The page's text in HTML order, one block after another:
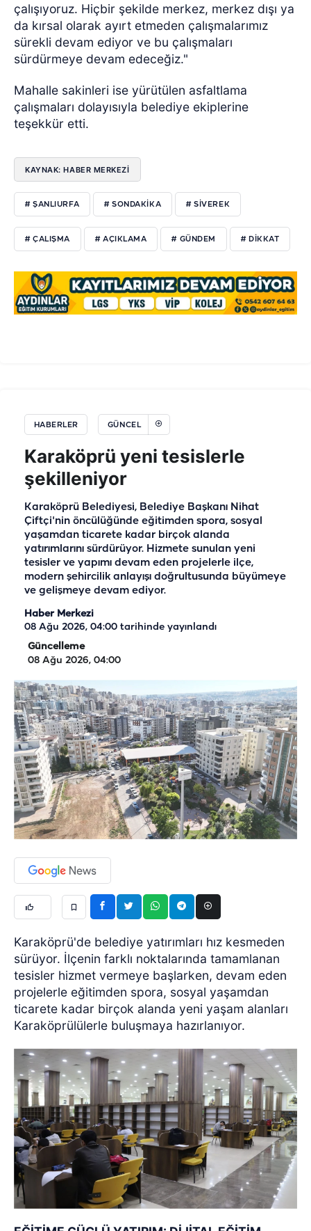
çalışıyoruz. Hiçbir şekilde merkez, merkez dışı ya
da kırsal olarak ayırt etmeden çalışmalarımız
sürekli devam ediyor ve bu çalışmaları
sürdürmeye devam edeceğiz."
Mahalle sakinleri ise yürütülen asfaltlama
çalışmaları dolayısıyla belediye ekiplerine
teşekkür etti.
KAYNAK: HABER MERKEZİ
# ŞANLIURFA # SONDAKIKA # SIVEREK
# ÇALIŞMA # AÇIKLAMA # GÜNDEM # DIKKAT
HABERLER GÜNCEL
Karaköprü yeni tesislerle
şekilleniyor
Karaköprü Belediyesi, Belediye Başkanı Nihat
Çiftçi'nin öncülüğünde eğitimden spora, sosyal
yaşamdan ticarete kadar birçok alanda
yatırımlarını sürdürüyor. Hizmete sunulan yeni
tesisler ve yapımı devam eden projelerle ilçe,
modern şehircilik anlayışı doğrultusunda büyümeye
ve gelişmeye devam ediyor.
Haber Merkezi
08 Ağu 2026, 04:00 tarihinde yayınlandı
Güncelleme
08 Ağu 2026, 04:00
Karaköprü'de belediye yatırımları hız kesmeden
sürüyor. İlçenin farklı noktalarında tamamlanan
tesisler hizmet vermeye başlarken, devam eden
projelerle eğitimden spora, sosyal yaşamdan
ticarete kadar birçok alanda yeni yaşam alanları
Karaköprülülerle buluşmaya hazırlanıyor.